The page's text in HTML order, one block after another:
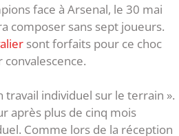
face à Arsenal, le 30 mai
composer sans sept joueurs.
sont forfaits pour ce choc
convalescence.
travail individuel sur le terrain ».
après plus de cinq mois
Comme lors de la réception